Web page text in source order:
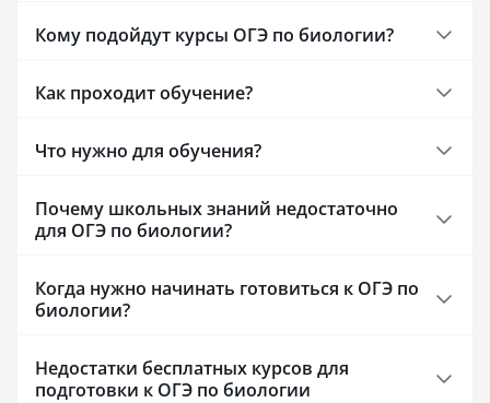
университета
развития)
курсовых
железной.
Если вы ищете
без давления и
Кому подойдут курсы ОГЭ по биологии?
Как проходит обучение?
Что нужно для обучения?
Почему школьных знаний недостаточно
для ОГЭ по биологии?
Когда нужно начинать готовиться к ОГЭ по
биологии?
Недостатки бесплатных курсов для
подготовки к ОГЭ по биологии